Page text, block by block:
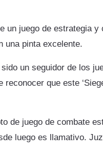
un juego de estrategia y
una pinta excelente.
un seguidor de los
reconocer que este
de juego de combate
luego es llamativo.